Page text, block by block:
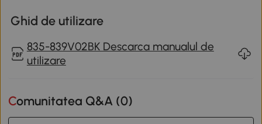
Ghid de utilizare
835-839V02BK Descarca manualul de
utilizare
Comunitatea Q&A (0)